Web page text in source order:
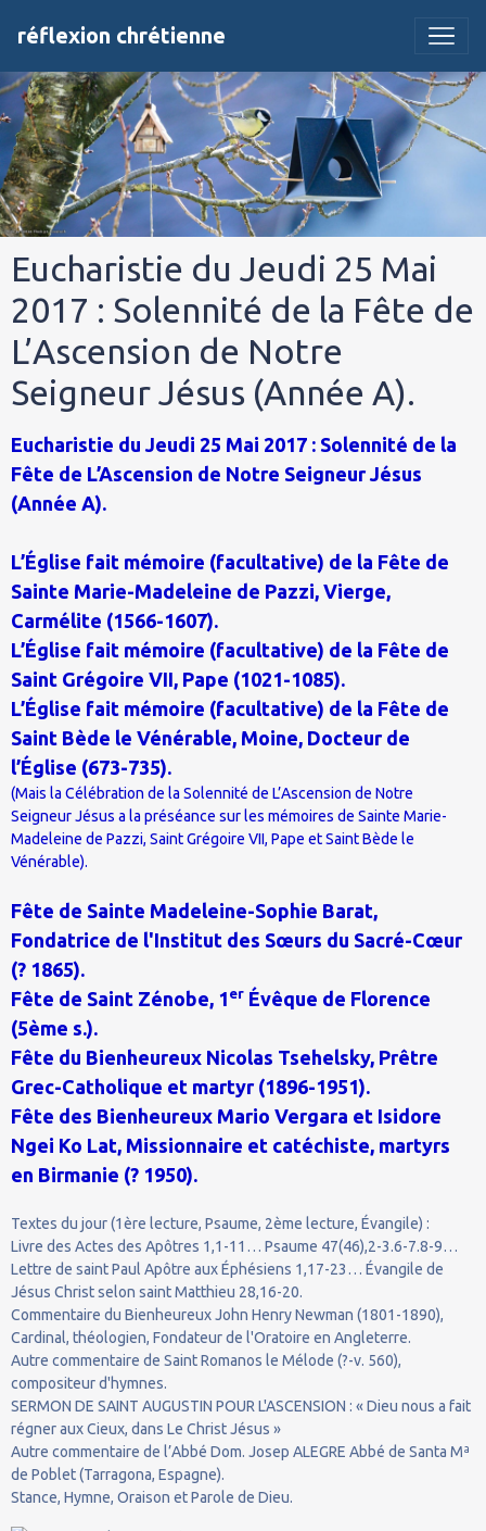
réflexion chrétienne
Eucharistie du Jeudi 25 Mai
2017 : Solennité de la Fête de
L’Ascension de Notre
Seigneur Jésus (Année A).
Eucharistie du Jeudi 25 Mai 2017 : Solennité de la
Fête de L’Ascension de Notre Seigneur Jésus
(Année A).
L’Église fait mémoire (facultative) de la Fête de
Sainte Marie-Madeleine de Pazzi, Vierge,
Carmélite (1566-1607).
L’Église fait mémoire (facultative) de la Fête de
Saint Grégoire VII, Pape (1021-1085).
L’Église fait mémoire (facultative) de la Fête de
Saint Bède le Vénérable, Moine, Docteur de
l’Église (673-735).
(Mais la Célébration de la Solennité de L’Ascension de Notre
Seigneur Jésus a la préséance sur les mémoires de Sainte Marie-
Madeleine de Pazzi, Saint Grégoire VII, Pape et Saint Bède le
Vénérable).
Fête de Sainte Madeleine-Sophie Barat,
Fondatrice de l'Institut des Sœurs du Sacré-Cœur
(? 1865).
Fête de Saint Zénobe, 1er Évêque de Florence
(5ème s.).
Fête du Bienheureux Nicolas Tsehelsky, Prêtre
Grec-Catholique et martyr (1896-1951).
Fête des Bienheureux Mario Vergara et Isidore
Ngei Ko Lat, Missionnaire et catéchiste, martyrs
en Birmanie (? 1950).
Textes du jour (1ère lecture, Psaume, 2ème lecture, Évangile) :
Livre des Actes des Apôtres 1,1-11… Psaume 47(46),2-3.6-7.8-9…
Lettre de saint Paul Apôtre aux Éphésiens 1,17-23… Évangile de
Jésus Christ selon saint Matthieu 28,16-20.
Commentaire du Bienheureux John Henry Newman (1801-1890),
Cardinal, théologien, Fondateur de l'Oratoire en Angleterre.
Autre commentaire de Saint Romanos le Mélode (?-v. 560),
compositeur d'hymnes.
SERMON DE SAINT AUGUSTIN POUR L'ASCENSION : « Dieu nous a fait
régner aux Cieux, dans Le Christ Jésus »
Autre commentaire de l’Abbé Dom. Josep ALEGRE Abbé de Santa Mª
de Poblet (Tarragona, Espagne).
Stance, Hymne, Oraison et Parole de Dieu.